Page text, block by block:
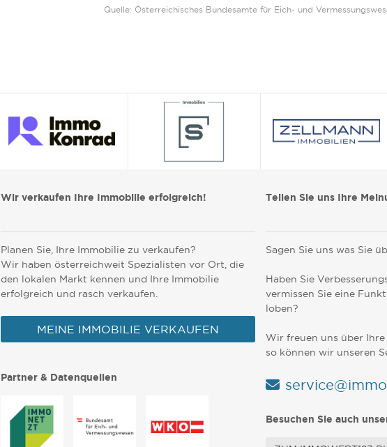
Quelle: Österreichisches Bundesamte für Eich- und
Wir verkaufen Ihre Immobilie erfolgreich!
Planen Sie, Ihre Immobilie zu verkaufen?
Wir haben österreichweit Spezialisten vor Ort, die
den lokalen Markt kennen und Ihre Immobilie
erfolgreich und rasch verkaufen.
MEINE IMMOBILIE VERKAUFEN
Partner & Datenquellen
Teilen Sie uns Ihre
Sagen Sie uns was Sie
Haben Sie
vermissen Sie eine
loben?
Wir freuen uns über
so können wir unseren
Besuchen Sie auch